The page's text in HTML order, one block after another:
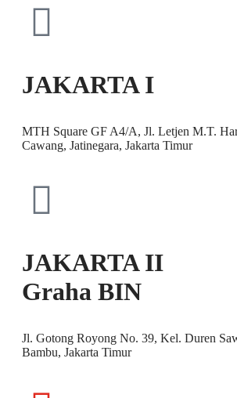
JAKARTA I
MTH Square GF A4/A, Jl. Letjen M.T.
Cawang, Jatinegara, Jakarta Timur
JAKARTA II
Graha BIN
Jl. Gotong Royong No. 39, Kel. Duren
Bambu, Jakarta Timur